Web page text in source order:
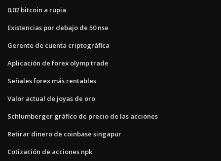
0.02 bitcoin a rupia
Existencias por debajo de 50 nse
Gerente de cuenta criptográfica
Aplicación de forex olymp trade
Señales forex más rentables
Valor actual de joyas de oro
Schlumberger gráfico de precio de las acciones
Retirar dinero de coinbase singapur
Cotización de acciones npk